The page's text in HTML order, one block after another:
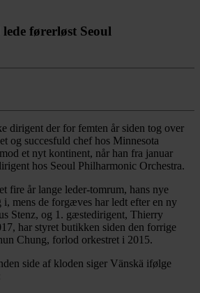
førerløst Seoul
dirigent der for femten år siden tog over
og succesfuld chef hos Minnesota
et nyt kontinent, når han fra januar
hos Seoul Philharmonic Orchestra.
fire år lange leder-tomrum, hans nye
i, mens de forgæves har ledt efter en ny
Stenz, og 1. gæstedirigent, Thierry
har styret butikken siden den forrige
Chung, forlod orkestret i 2015.
side af kloden siger Vänskä ifølge